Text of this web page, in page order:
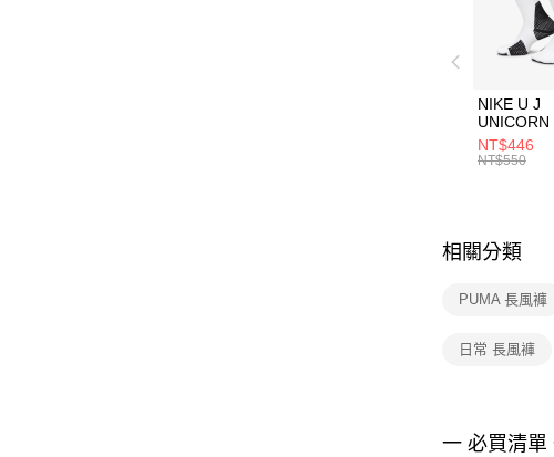
NIKE U J
UNICORN
1PR -160
統襪
NT$446
NT$550
相關分類
PUMA 長風褲
日常 長風褲
一 必買清單